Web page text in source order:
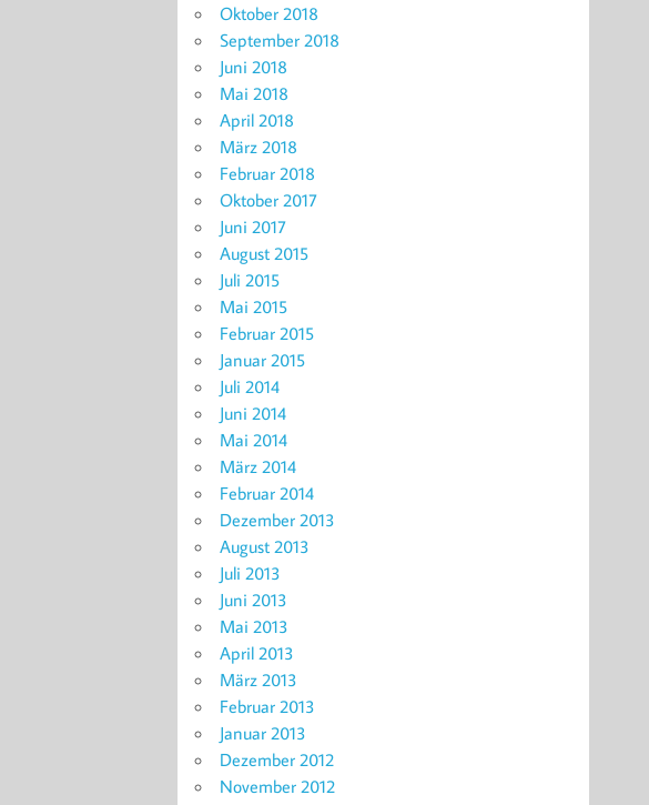
Oktober 2018
September 2018
Juni 2018
Mai 2018
April 2018
März 2018
Februar 2018
Oktober 2017
Juni 2017
August 2015
Juli 2015
Mai 2015
Februar 2015
Januar 2015
Juli 2014
Juni 2014
Mai 2014
März 2014
Februar 2014
Dezember 2013
August 2013
Juli 2013
Juni 2013
Mai 2013
April 2013
März 2013
Februar 2013
Januar 2013
Dezember 2012
November 2012